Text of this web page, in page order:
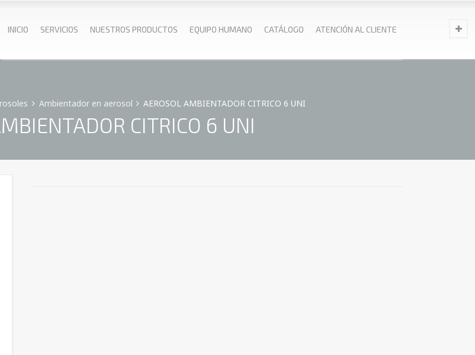
INICIO SERVICIOS NUESTROS PRODUCTOS EQUIPO HUMANO CATÁLOGO ATENCIÓN AL CLIENTE
Ambientador en aerosol AEROSOL AMBIENTADOR CITRICO 6 UNI
CITRICO 6 UNI